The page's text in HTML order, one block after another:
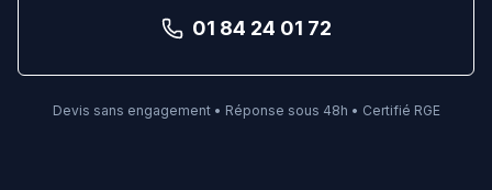
01 84 24 01 72
Devis sans engagement • Réponse sous 48h • Certifié RGE